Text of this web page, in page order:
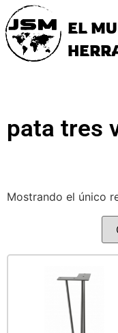
EL
pata tres
Mostrando el único